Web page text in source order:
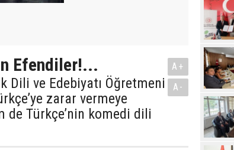
Efendiler!...
Dili ve Edebiyatı Öğretmeni
zarar vermeye
de Türkçe’nin komedi dili
A+
A-
Projesi"